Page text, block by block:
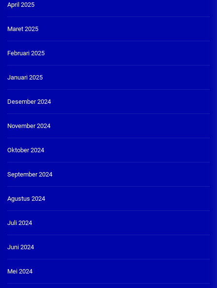
April 2025
Maret 2025
Februari 2025
Januari 2025
Desember 2024
November 2024
Oktober 2024
September 2024
Agustus 2024
Juli 2024
Juni 2024
Mei 2024